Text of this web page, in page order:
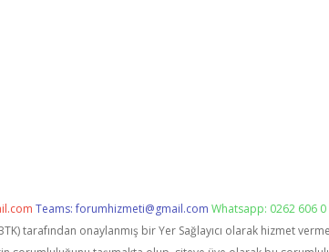
Teams:forumhizmeti@gmail.com Whatsapp: 0262 606 0
tarafından onaylanmış bir Yer Sağlayıcı olarak hizmet